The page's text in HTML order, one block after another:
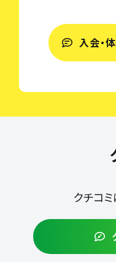
入会・
クチコ